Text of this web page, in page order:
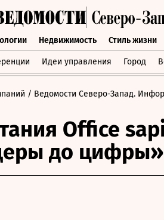
Недвижимость Стиль жизни
Идеи управления Город
Недвижимость Стиль
/ Ведомости Северо-Запад.
Office
до цифры»